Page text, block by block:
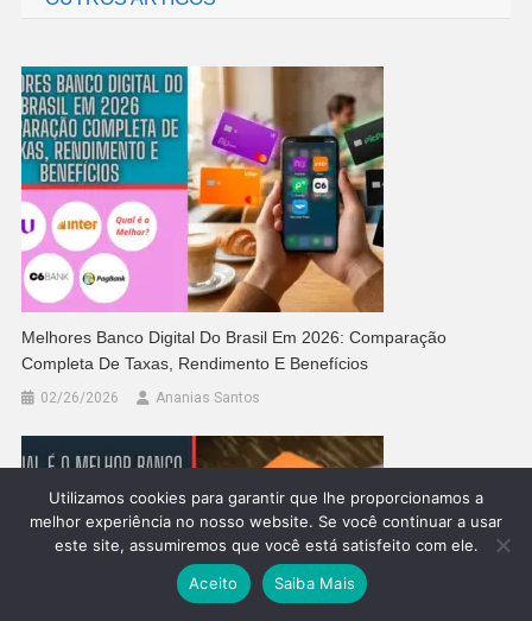
Post
Melhores Banco Digital Do Brasil Em 2026: Comparação
Completa De Taxas, Rendimento E Benefícios
02/26/2026 Ananias Santos
Utilizamos cookies para garantir que lhe proporcionamos a
melhor experiência no nosso website. Se você continuar a usar
este site, assumiremos que você está satisfeito com ele.
Aceito
Saiba Mais